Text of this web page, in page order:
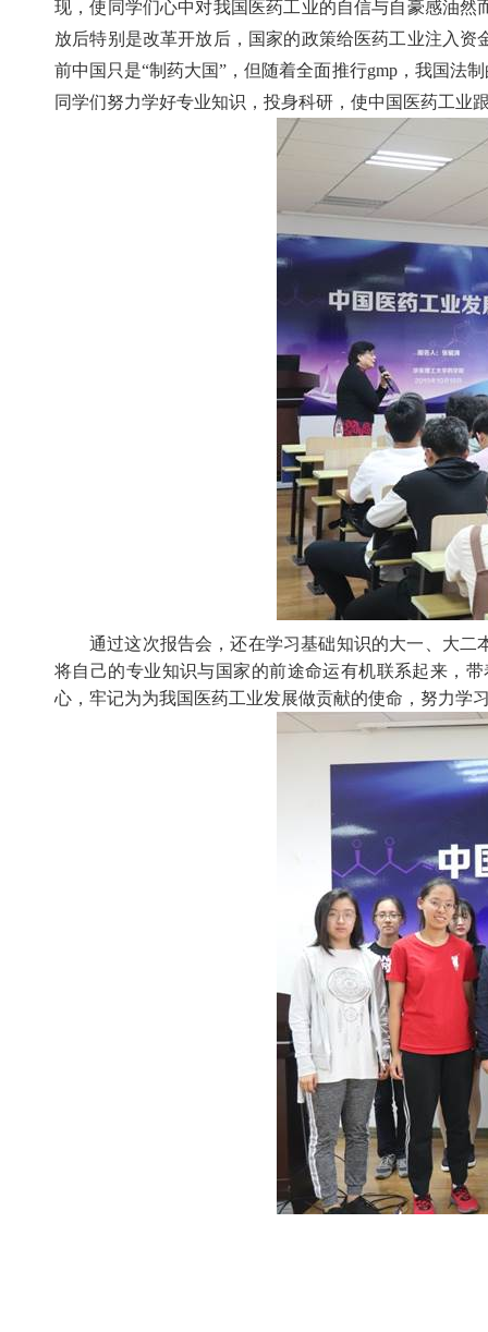
现，使同学们心中对我国医药工业的自信与自豪感油
放后特别是改革开放后，国家的政策给医药工业注入
前中国只是“制药大国”，但随着全面推行gmp，我国法
同学们努力学好专业知识，投身科研，使中国医药工业
通过这次报告会，还在学习基础知识的大一、大
将自己的专业知识与国家的前途命运有机联系起来，
心，牢记为为我国医药工业发展做贡献的使命，努力学